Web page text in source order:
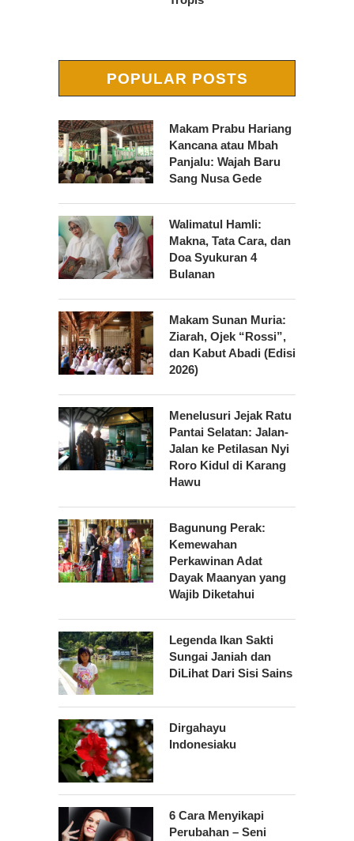
POPULAR POSTS
Makam Prabu Hariang
Kancana atau Mbah
Panjalu: Wajah Baru
Sang Nusa Gede
Walimatul Hamli:
Makna, Tata Cara, dan
Doa Syukuran 4
Bulanan
Makam Sunan Muria:
Ziarah, Ojek “Rossi”,
dan Kabut Abadi (Edisi
2026)
Menelusuri Jejak Ratu
Pantai Selatan: Jalan-
Jalan ke Petilasan Nyi
Roro Kidul di Karang
Hawu
Bagunung Perak:
Kemewahan
Perkawinan Adat
Dayak Maanyan yang
Wajib Diketahui
Legenda Ikan Sakti
Sungai Janiah dan
DiLihat Dari Sisi Sains
Dirgahayu
Indonesiaku
6 Cara Menyikapi
Perubahan – Seni